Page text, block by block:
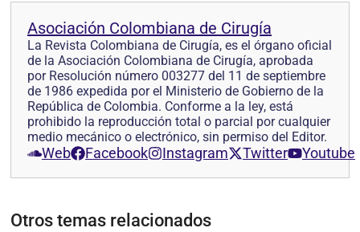
Asociación Colombiana de Cirugía
La Revista Colombiana de Cirugía, es el órgano oficial
de la Asociación Colombiana de Cirugía, aprobada
por Resolución número 003277 del 11 de septiembre
de 1986 expedida por el Ministerio de Gobierno de la
República de Colombia. Conforme a la ley, está
prohibido la reproducción total o parcial por cualquier
medio mecánico o electrónico, sin permiso del Editor.
Web Facebook Instagram Twitter Youtube
Otros temas relacionados